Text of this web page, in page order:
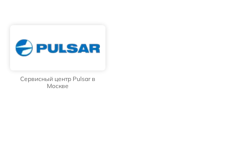
Сервисный центр Pulsar в
Москве